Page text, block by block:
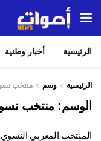
الرئيسية أخبار وطنية
الرئيسية وسم منتخب
الوسم: منتخب
المنتخب المغربي